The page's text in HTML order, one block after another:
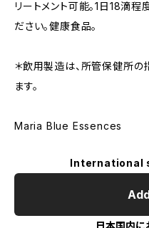
リートメント可能。1日18滴
ださい。健康食品。
＊飲用製造は、所管保健所の
ます。
Maria Blue Essences
International
日本国内に